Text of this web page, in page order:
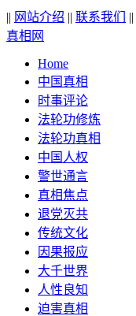
|| 网站介绍 || 联系我们 ||
真相网
Home
中国真相
时事评论
法轮功修炼
法轮功真相
中国人权
警世通言
真相焦点
退党灭共
传统文化
因果报应
大千世界
人性良知
迫害真相